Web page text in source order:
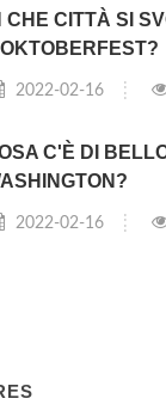
CHE CITTÀ SI
2022-02-16
C'È DI
2022-02-16